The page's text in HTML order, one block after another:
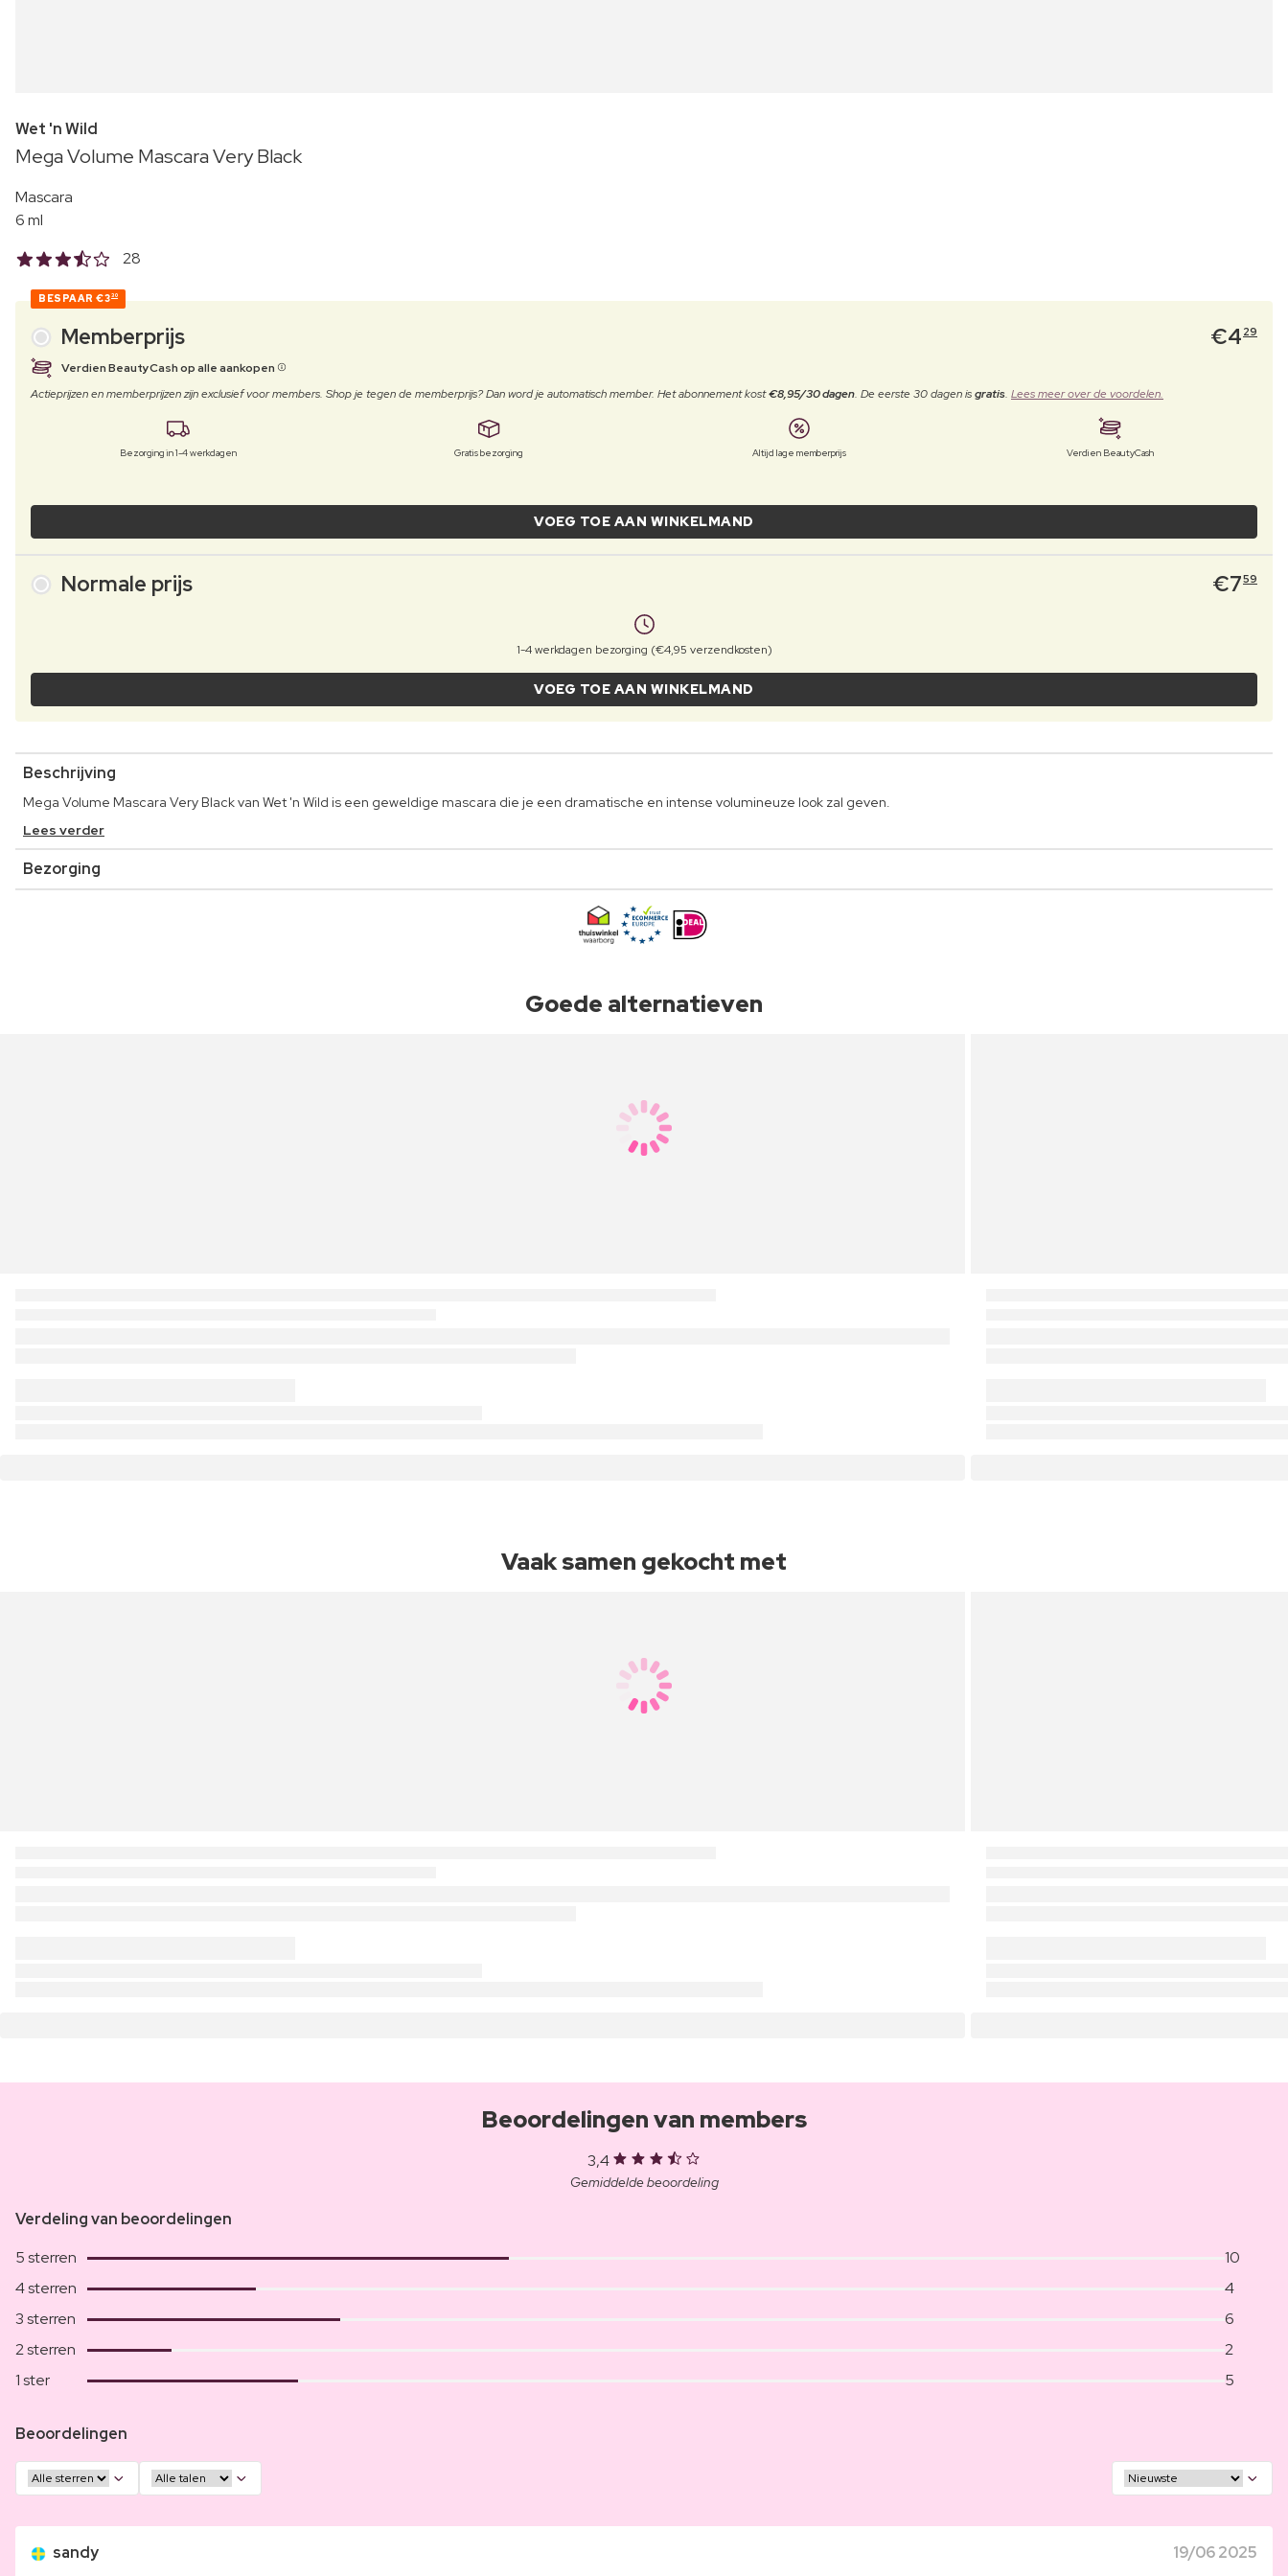
Wet 'n Wild
Mega Volume Mascara Very Black
Mascara
6 ml
28
BESPAAR €330
Memberprijs €4 29
Verdien BeautyCash op alle aankopen
Actieprijzen en memberprijzen zijn exclusief voor members. Shop je tegen de memberprijs? Dan word je automatisch member. Het abonnement kost€8,95/30 dagen. De eerste 30 dagen isgratis. Lees meer over de voordelen.
Bezorging in 1-4 werkdagen Gratis bezorging Altijd lage memberprijs Verdien BeautyCash
VOEG TOE AAN WINKELMAND
Normale prijs €759
1-4 werkdagen bezorging (€4,95 verzendkosten)
VOEG TOE AAN WINKELMAND
Beschrijving
Mega Volume Mascara Very Black van Wet 'n Wild is een geweldige mascara die je een dramatische en intense volumineuze look zal geven.
Lees verder
Bezorging
Goede alternatieven
Vaak samen gekocht met
Beoordelingen van members
3,4
Gemiddelde beoordeling
Verdeling van beoordelingen
5 sterren
10
4 sterren
4
3 sterren
6
2 sterren
2
1 ster
5
Beoordelingen
sandy 19/06 2025